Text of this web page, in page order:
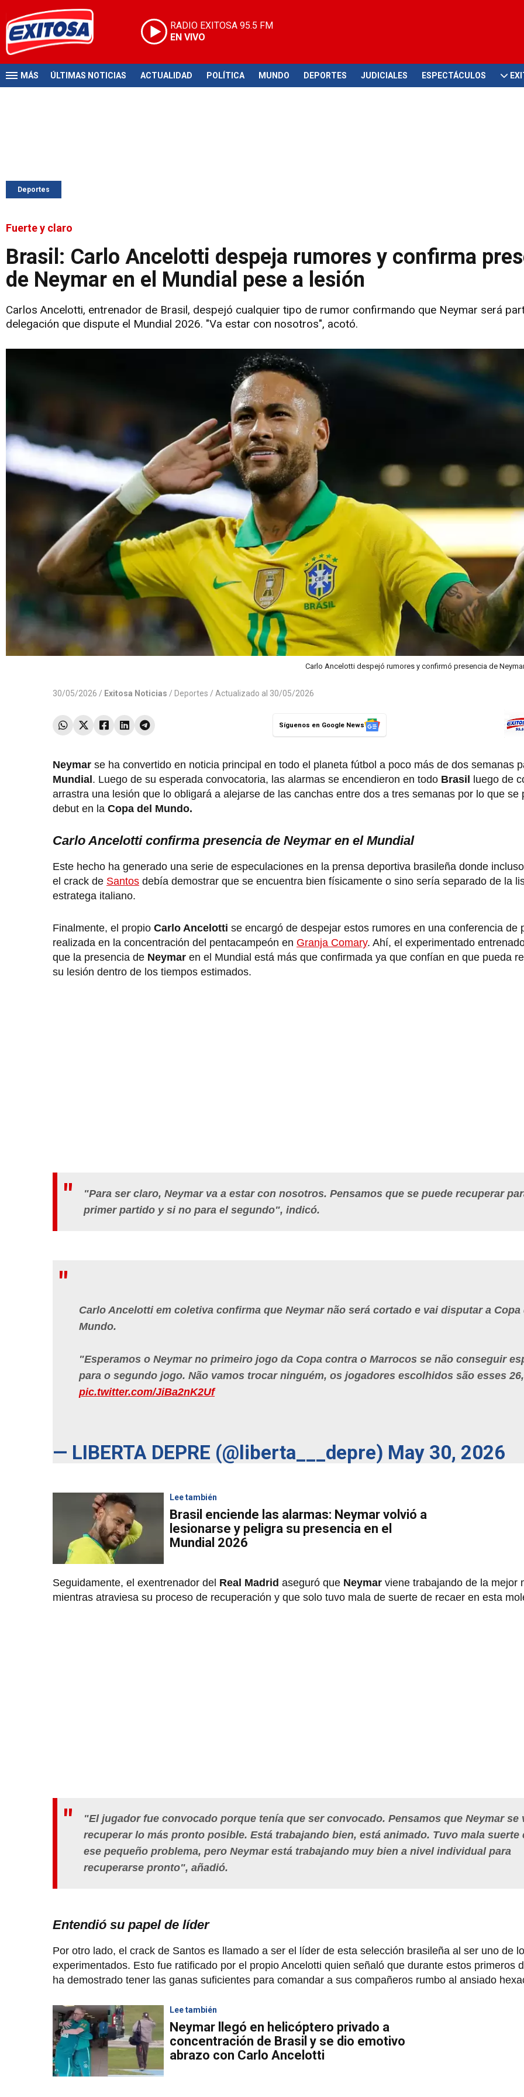
RADIO EXITOSA 95.5 FM
EN VIVO
MÁS ÚLTIMAS NOTICIAS ACTUALIDAD POLÍTICA MUNDO DEPORTES JUDICIALES ESPECTÁCULOS
Deportes
Fuerte y claro
Brasil: Carlo Ancelotti despeja rumores y confirma
de Neymar en el Mundial pese a lesión
Carlos Ancelotti, entrenador de Brasil, despejó cualquier tipo de rumor confirmando que Neymar será
delegación que dispute el Mundial 2026. "Va estar con nosotros", acotó.
Carlo Ancelotti despejó rumores y confirmó presencia de
30/05/2026 / Exitosa Noticias / Deportes / Actualizado al 30/05/2026
Síguenos en Google News
Neymar se ha convertido en noticia principal en todo el planeta fútbol a poco más de dos semanas
Mundial . Luego de su esperada convocatoria, las alarmas se encendieron en todo Brasil
luego de
arrastra una lesión que lo obligará a alejarse de las canchas entre dos a tres semanas por lo que se
debut en la Copa del Mundo.
Carlo Ancelotti confirma presencia de Neymar en el Mundial
Este hecho ha generado una serie de especulaciones en la prensa deportiva brasileña donde
el crack de Santos debía demostrar que se encuentra bien físicamente o sino sería separado de la
estratega italiano.
Finalmente, el propio Carlo Ancelotti se encargó de despejar estos rumores en una conferencia de
realizada en la concentración del pentacampeón en Granja Comary. Ahí, el experimentado
que la presencia de Neymar en el Mundial está más que confirmada ya que confían en que pueda
su lesión dentro de los tiempos estimados.
"Para ser claro, Neymar va a estar con nosotros. Pensamos que se puede recuperar
primer partido y si no para el segundo", indicó.
Carlo Ancelotti em coletiva confirma que Neymar não será cortado e vai disputar a Copa
Mundo.
"Esperamos o Neymar no primeiro jogo da Copa contra o Marrocos se não conseguir
para o segundo jogo. Não vamos trocar ninguém, os jogadores escolhidos são esses
pic.twitter.com/JiBa2nK2Uf
— LIBERTA DEPRE (@liberta___depre) May 30, 2026
Lee también
Brasil enciende las alarmas: Neymar volvió a
lesionarse y peligra su presencia en el
Mundial 2026
Seguidamente, el exentrenador del Real Madrid aseguró que Neymar viene trabajando de la mejor
mientras atraviesa su proceso de recuperación y que solo tuvo mala de suerte de recaer en esta
"El jugador fue convocado porque tenía que ser convocado. Pensamos que Neymar se
recuperar lo más pronto posible. Está trabajando bien, está animado. Tuvo mala suerte
ese pequeño problema, pero Neymar está trabajando muy bien a nivel individual para
recuperarse pronto", añadió.
Entendió su papel de líder
Por otro lado, el crack de Santos es llamado a ser el líder de esta selección brasileña al ser uno de
experimentados. Esto fue ratificado por el propio Ancelotti quien señaló que durante estos primeros
ha demostrado tener las ganas suficientes para comandar a sus compañeros rumbo al ansiado
Lee también
Neymar llegó en helicóptero privado a
concentración de Brasil y se dio emotivo
abrazo con Carlo Ancelotti